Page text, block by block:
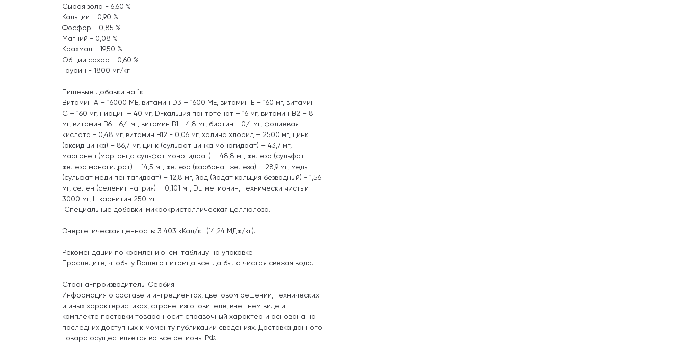
Сырая зола - 6,60 %
Кальций - 0,90 %
Фосфор - 0,85 %
Магний - 0,08 %
Крахмал - 19,50 %
Общий сахар - 0,60 %
Таурин - 1800 мг/кг
Пищевые добавки на 1кг:
Витамин A – 16000 МЕ, витамин D3 – 1600 МЕ, витамин E – 160 мг, витамин
C – 160 мг, ниацин – 40 мг, D-кальция пантотенат – 16 мг, витамин B2 – 8
мг, витамин B6 - 6,4 мг, витамин B1 - 4,8 мг, биотин - 0,4 мг, фолиевая
кислота - 0,48 мг, витамин В12 - 0,06 мг, холина хлорид – 2500 мг, цинк
(оксид цинка) – 86,7 мг, цинк (сульфат цинка моногидрат) – 43,7 мг,
марганец (марганца сульфат моногидрат) – 48,8 мг, железо (сульфат
железа моногидрат) – 14,5 мг, железо (карбонат железа) – 28,9 мг, медь
(сульфат меди пентагидрат) – 12,8 мг, йод (йодат кальция безводный) - 1,56
мг, селен (селенит натрия) – 0,101 мг, DL-метионин, технически чистый –
3000 мг, L-карнитин 250 мг.
Специальные добавки: микрокристаллическая целлюлоза.
Энергетическая ценность: 3 403 кКал/кг (14,24 МДж/кг).
Рекомендации по кормлению: см. таблицу на упаковке.
Проследите, чтобы у Вашего питомца всегда была чистая свежая вода.
Страна-производитель: Сербия.
Информация о составе и ингредиентах, цветовом решении, технических
и иных характеристиках, стране-изготовителе, внешнем виде и
комплекте поставки товара носит справочный характер и основана на
последних доступных к моменту публикации сведениях. Доставка данного
товара осуществляется во все регионы РФ.